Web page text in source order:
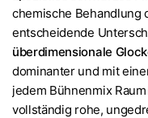
chemische Behandlung
entscheidende
überdimensionale
dominanter und mit
jedem Bühnenmix
vollständig rohe,